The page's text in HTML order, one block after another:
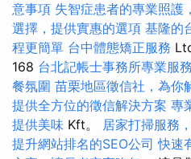
意事項 失智症患者的專業照護
選擇，提供實惠的選項 基隆的
程更簡單 台中體態矯正服務
168 台北記帳士事務所專業服務
餐氛圍 苗栗地區徵信社，為你
提供全方位的徵信解決方案 專
提供美味 Kft。 居家打掃服務
提升網站排名的SEO公司 快速